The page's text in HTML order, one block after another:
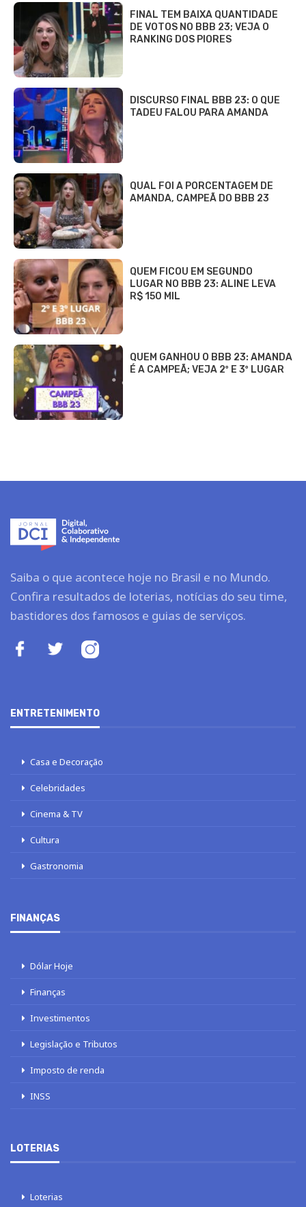
FINAL TEM BAIXA QUANTIDADE
DE VOTOS NO BBB 23; VEJA O
RANKING DOS PIORES
DISCURSO FINAL BBB 23: O QUE
TADEU FALOU PARA AMANDA
QUAL FOI A PORCENTAGEM DE
AMANDA, CAMPEÃ DO BBB 23
QUEM FICOU EM SEGUNDO
LUGAR NO BBB 23: ALINE LEVA
R$ 150 MIL
QUEM GANHOU O BBB 23: AMANDA
É A CAMPEÃ; VEJA 2º E 3º LUGAR
Saiba o que acontece hoje no Brasil e no Mundo.
Confira resultados de loterias, notícias do seu time,
bastidores dos famosos e guias de serviços.
ENTRETENIMENTO
Casa e Decoração
Celebridades
Cinema & TV
Cultura
Gastronomia
FINANÇAS
Dólar Hoje
Finanças
Investimentos
Legislação e Tributos
Imposto de renda
INSS
LOTERIAS
Loterias